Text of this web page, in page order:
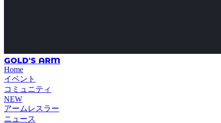
GOLD'S ARM
Home
イベント
コミュニティ
NEW
アームレスラー
ニュース